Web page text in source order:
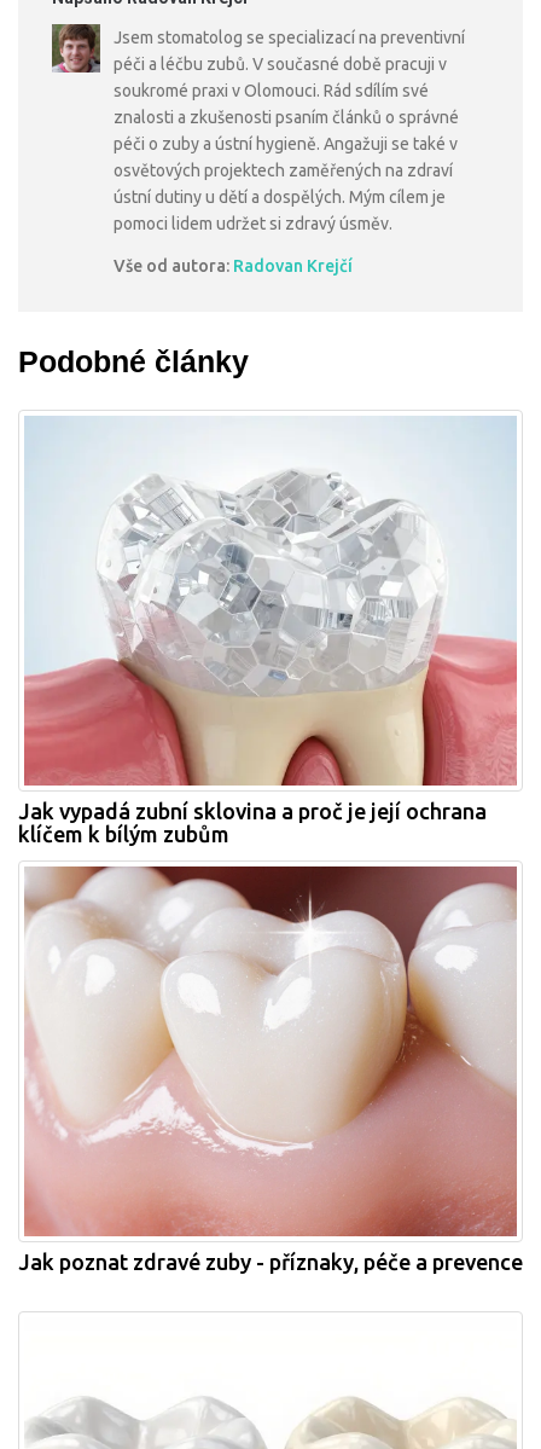
Jsem stomatolog se specializací na preventivní
péči a léčbu zubů. V současné době pracuji v
soukromé praxi v Olomouci. Rád sdílím své
znalosti a zkušenosti psaním článků o správné
péči o zuby a ústní hygieně. Angažuji se také v
osvětových projektech zaměřených na zdraví
ústní dutiny u dětí a dospělých. Mým cílem je
pomoci lidem udržet si zdravý úsměv.
Vše od autora: Radovan Krejčí
Podobné články
Jak vypadá zubní sklovina a proč je její ochrana
klíčem k bílým zubům
Jak poznat zdravé zuby - příznaky, péče a prevence